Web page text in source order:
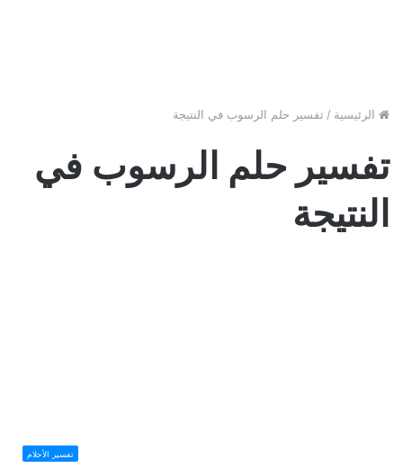
الرئيسية / تفسير حلم الرسوب في النتيجة
تفسير حلم الرسوب في
النتيجة
تفسير الأحلام